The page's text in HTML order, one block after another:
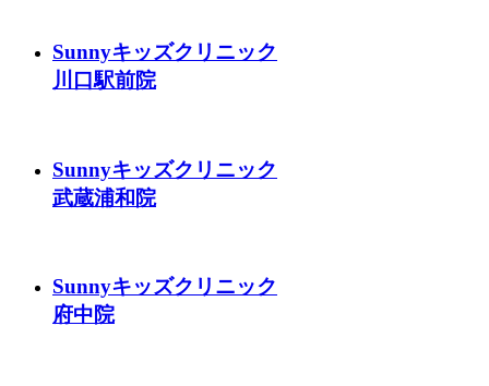
Sunnyキッズクリニック
川口駅前院
Sunnyキッズクリニック
武蔵浦和院
Sunnyキッズクリニック
府中院